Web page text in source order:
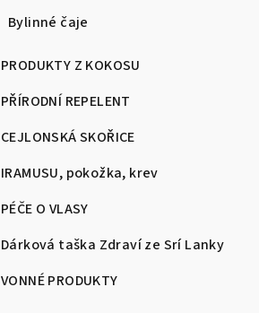
Bylinné čaje
PRODUKTY Z KOKOSU
PŘÍRODNÍ REPELENT
CEJLONSKÁ SKOŘICE
IRAMUSU, pokožka, krev
PÉČE O VLASY
Dárková taška Zdraví ze Srí Lanky
VONNÉ PRODUKTY